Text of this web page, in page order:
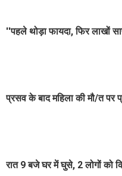
''पहले थोड़ा फायदा, फिर लाखों
प्रसव के बाद महिला की मौ/त पर
रात 9 बजे घर में घुसे, 2 लोगों को